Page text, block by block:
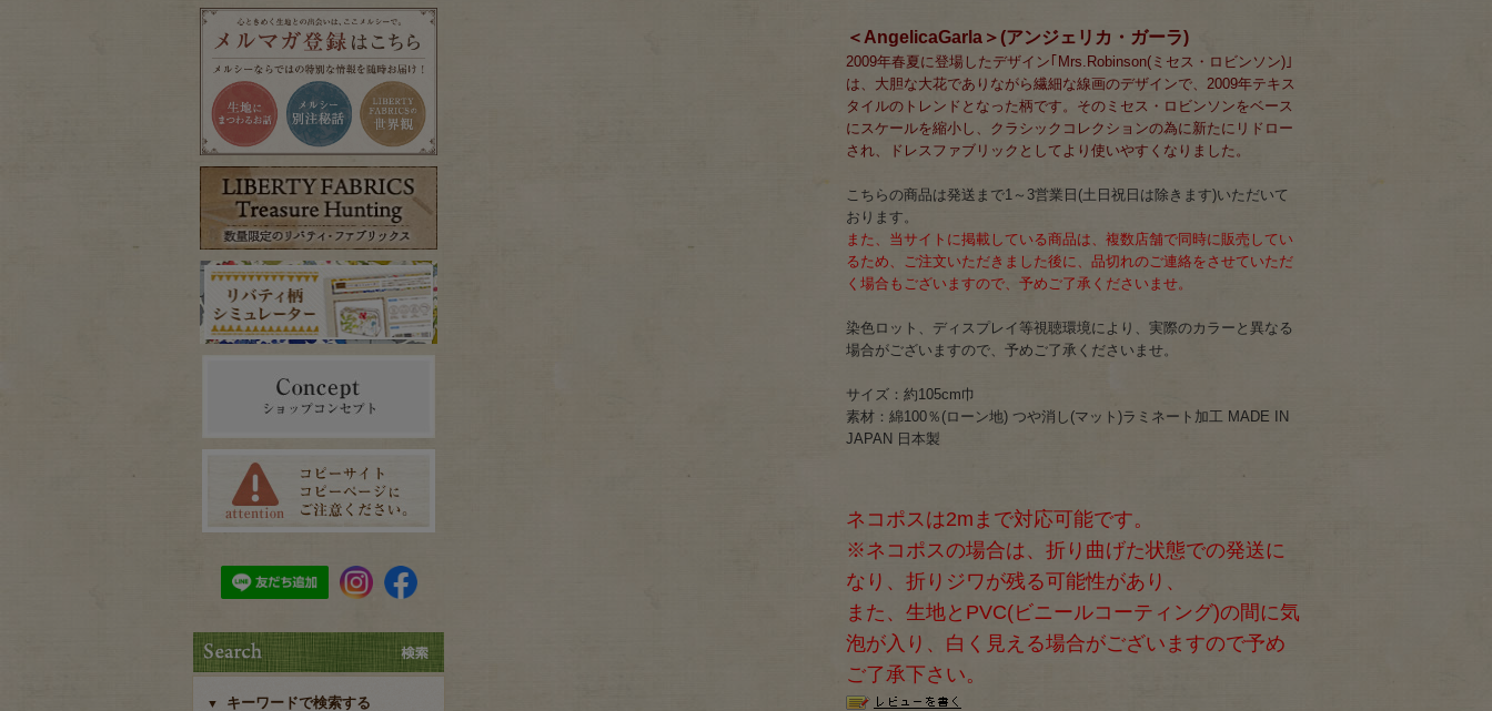
キーワードで検索する
＜AngelicaGarla＞(アンジェリカ・ガーラ)
2009年春夏に登場したデザイン｢Mrs.Robinson(ミセス・ロビンソン)｣
は、大胆な大花でありながら繊細な線画のデザインで、2009年テキス
タイルのトレンドとなった柄です。そのミセス・ロビンソンをベース
にスケールを縮小し、クラシックコレクションの為に新たにリドロー
され、ドレスファブリックとしてより使いやすくなりました。
こちらの商品は発送まで1～3営業日(土日祝日は除きます)いただいて
おります。
また、当サイトに掲載している商品は、複数店舗で同時に販売してい
るため、ご注文いただきました後に、品切れのご連絡をさせていただ
く場合もございますので、予めご了承くださいませ。
染色ロット、ディスプレイ等視聴環境により、実際のカラーと異なる
場合がございますので、予めご了承くださいませ。
サイズ：約105cm巾
素材：綿100％(ローン地) つや消し(マット)ラミネート加工 MADE IN
JAPAN 日本製
ネコポスは2mまで対応可能です。
※ネコポスの場合は、折り曲げた状態での発送に
なり、折りジワが残る可能性があり、
また、生地とPVC(ビニールコーティング)の間に気
泡が入り、白く見える場合がございますので予め
ご了承下さい。